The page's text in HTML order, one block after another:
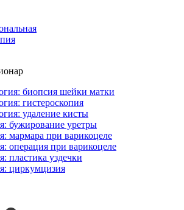
биопсия шейки матки
гистероскопия
удаление кисты
бужирование уретры
мармара при варикоцеле
операция при варикоцеле
пластика уздечки
циркумцизия